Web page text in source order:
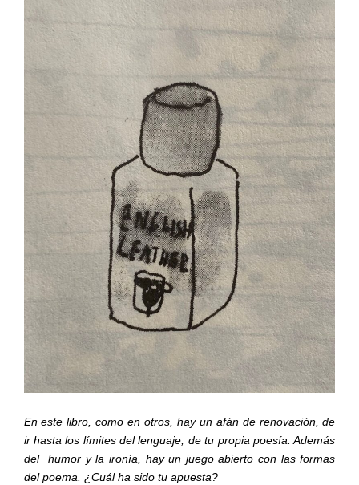
En este libro, como en otros, hay un afán de renovación, de
ir hasta los límites del lenguaje, de tu propia poesía. Además
del
humor y la ironía, hay un juego abierto con las formas
del poema. ¿Cuál ha sido tu apuesta?